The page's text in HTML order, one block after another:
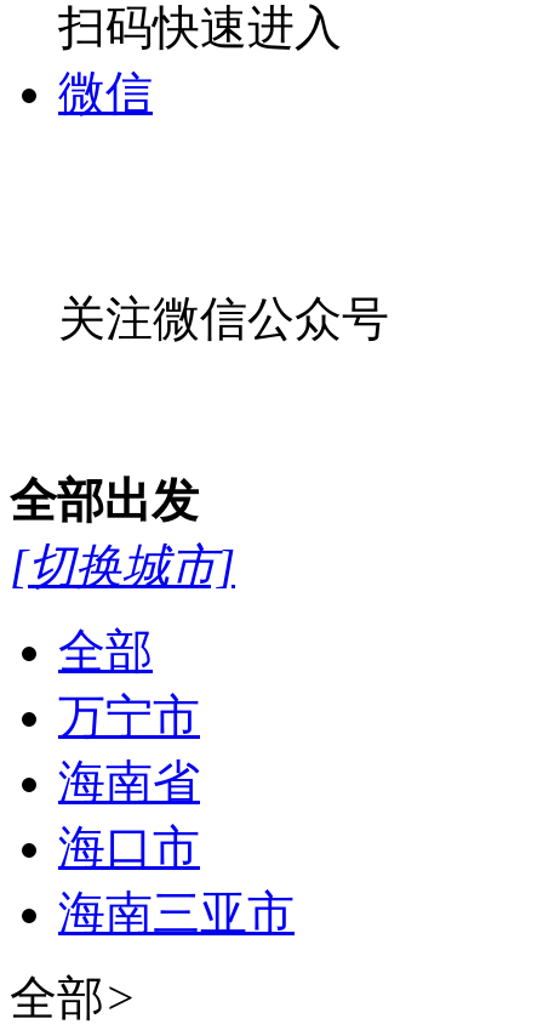
扫码快速进入
微信
关注微信公众号
全部出发
[切换城市]
全部
万宁市
海南省
海口市
海南三亚市
全部>